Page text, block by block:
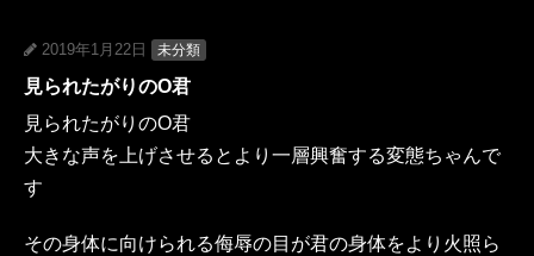
2019年1月22日 未分類
見られたがりのO君
見られたがりのO君
大きな声を上げさせるとより一層興奮する変態ちゃんで
す
その身体に向けられる侮辱の目が君の身体をより火照ら